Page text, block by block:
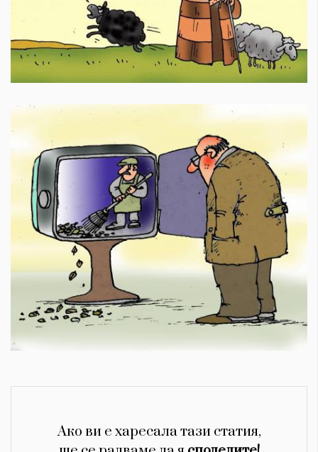
Ако ви е харесала тази статия,